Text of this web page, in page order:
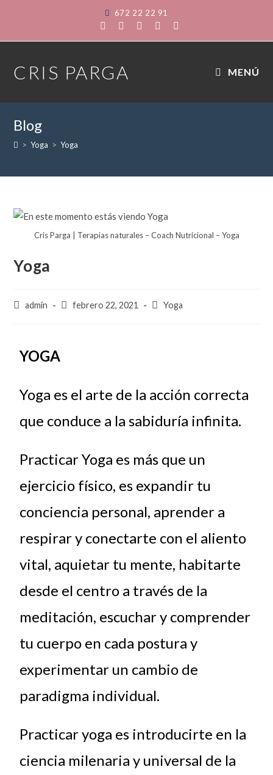
672 22 22 91
CRIS PARGA MENÚ
Blog
> Yoga > Yoga
Cris Parga | Terapias naturales – Coach Nutricional – Yoga
Yoga
admin febrero 22, 2021 Yoga
YOGA
Yoga es el arte de la acción correcta
que conduce a la sabiduría infinita.
Practicar Yoga es más que un
ejercicio físico, es expandir tu
conciencia personal, aprender a
respirar y conectarte con el aliento
vital, aquietar tu mente, habitarte
desde el centro a través de la
meditación, escuchar y comprender
tu cuerpo en cada postura y
experimentar un cambio de
paradigma individual.
Practicar yoga es introducirte en la
ciencia milenaria y universal de la